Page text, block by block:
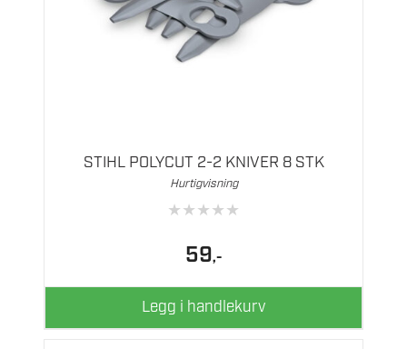
STIHL POLYCUT 2-2 KNIVER 8 STK
Hurtigvisning
★★★★★
59,-
Legg i handlekurv